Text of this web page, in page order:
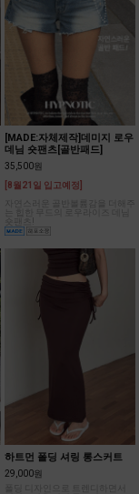
[MADE:자체제작]데미지 로우
데님 숏팬츠[골반패드]
35,500원
[8월21일 입고예정]
자연스러운 골반볼륨감을 더해주
숏팬츠!
하트먼 폴딩 셔링 롱스커트
29,000원
폴딩 디자인으로 트렌디하면서